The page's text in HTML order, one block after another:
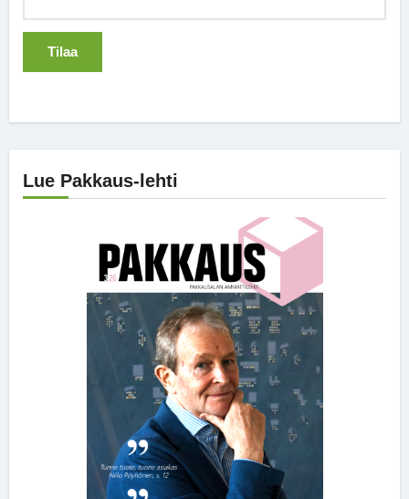
Lue Pakkaus-lehti